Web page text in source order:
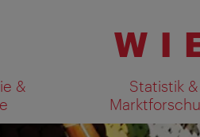
&
Statistik &